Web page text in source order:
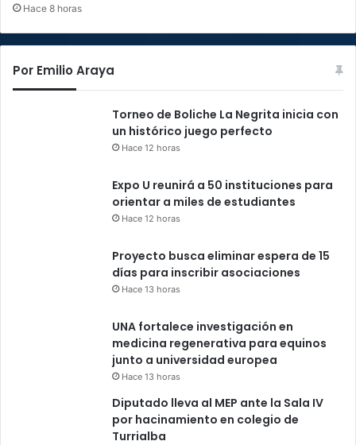
Hace 8 horas
Por Emilio Araya
Torneo de Boliche La Negrita inicia con
un histórico juego perfecto
Hace 12 horas
Expo U reunirá a 50 instituciones para
orientar a miles de estudiantes
Hace 12 horas
Proyecto busca eliminar espera de 15
días para inscribir asociaciones
Hace 13 horas
UNA fortalece investigación en
medicina regenerativa para equinos
junto a universidad europea
Hace 13 horas
Diputado lleva al MEP ante la Sala IV
por hacinamiento en colegio de
Turrialba